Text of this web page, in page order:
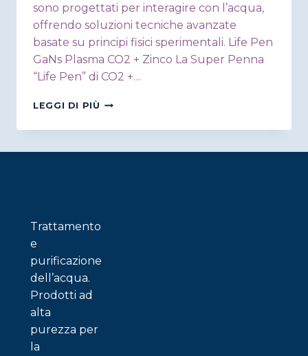
sono progettati per interagire con l’acqua,
offrendo soluzioni tecniche avanzate
basate su principi fisici sperimentali. Life Pen
GaNs Plasma CO2 + Zinco La Super Penna
“Life Pen” di CO2 +…
LEGGI DI PIÙ PROPRIETÀ
E
Trattamento
e
purificazione
dell’acqua.
Prodotti ad
alta
purezza per
la